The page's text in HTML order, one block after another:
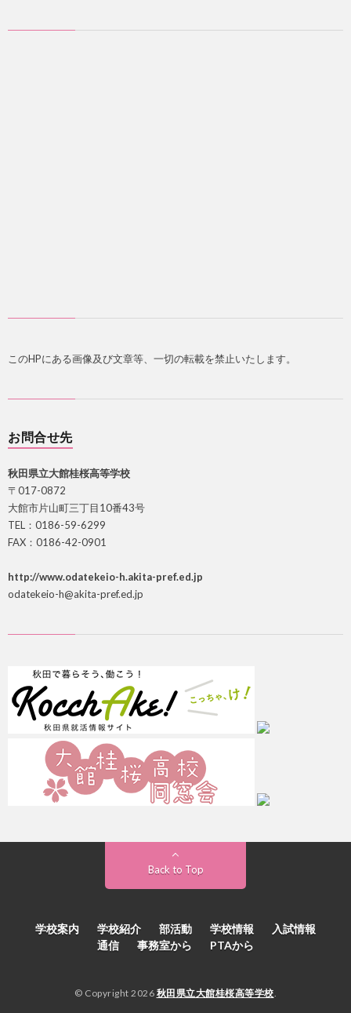
このHPにある画像及び文章等、一切の転載を禁止いたします。
お問合せ先
秋田県立大館桂桜高等学校
〒017-0872
大館市片山町三丁目10番43号
TEL：0186-59-6299
FAX：0186-42-0901
http://www.odatekeio-h.akita-pref.ed.jp
odatekeio-h@akita-pref.ed.jp
Back to Top
学校案内 学校紹介 部活動 学校情報
入試情報
通信
事務室から PTAから
© Copyright 2026 秋田県立大館桂桜高等学校.